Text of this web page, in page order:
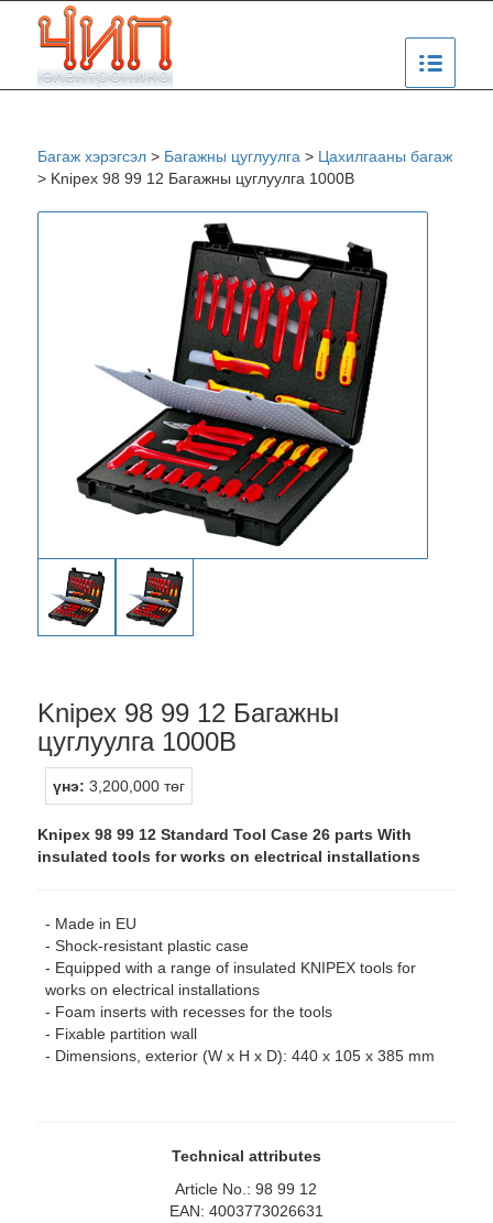
Багаж хэрэгсэл> Багажны цуглуулга > Цахилгааны багаж
> Knipex 98 99 12 Багажны цуглуулга 1000В
Knipex 98 99 12 Багажны
цуглуулга 1000В
үнэ: 3,200,000 төг
Knipex 98 99 12 Standard Tool Case 26 parts With
insulated tools for works on electrical installations
- Made in EU
- Shock-resistant plastic case
- Equipped with a range of insulated KNIPEX tools for
works on electrical installations
- Foam inserts with recesses for the tools
- Fixable partition wall
- Dimensions, exterior (W x H x D): 440 x 105 x 385 mm
Technical attributes
Article No.: 98 99 12
EAN: 4003773026631